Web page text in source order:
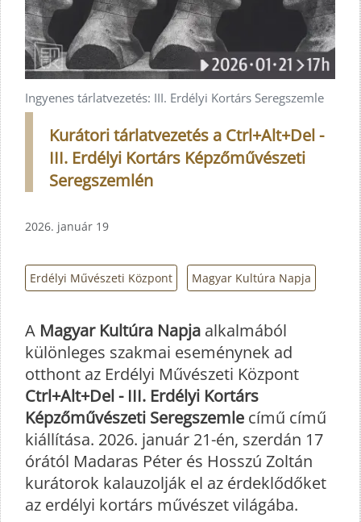
Ingyenes tárlatvezetés: III. Erdélyi Kortárs Seregszemle
Kurátori tárlatvezetés a Ctrl+Alt+Del -
III. Erdélyi Kortárs Képzőművészeti
Seregszemlén
2026. január 19
Erdélyi Művészeti Központ Magyar Kultúra Napja
A Magyar Kultúra Napja alkalmából
különleges szakmai eseménynek ad
otthont az Erdélyi Művészeti Központ
Ctrl+Alt+Del - III. Erdélyi Kortárs
Képzőművészeti Seregszemle című című
kiállítása. 2026. január 21-én, szerdán 17
órától Madaras Péter és Hosszú Zoltán
kurátorok kalauzolják el az érdeklődőket
az erdélyi kortárs művészet világába.